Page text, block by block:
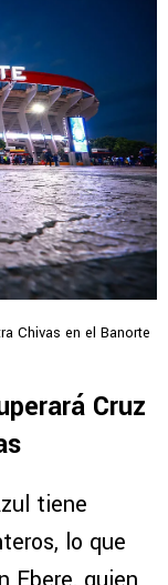
Chivas en el Banorte
Cruz
tiene
lo que